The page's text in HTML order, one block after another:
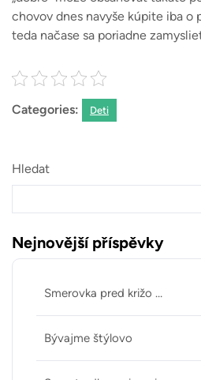
chovov dnes navyše kúpite iba o
teda načase sa poriadne
Categories: Deti
Hledat
Nejnovější příspěvky
Smerovka pred križo …
Bývajme štýlovo